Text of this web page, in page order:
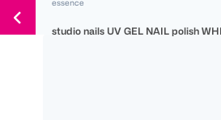
150 Ös
300 Ös
500 Ös
Weiter
zum
essence
studio nails UV GEL NAIL polish